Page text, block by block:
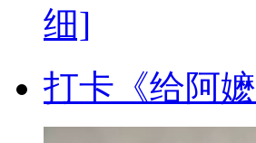
细]
打卡《给阿